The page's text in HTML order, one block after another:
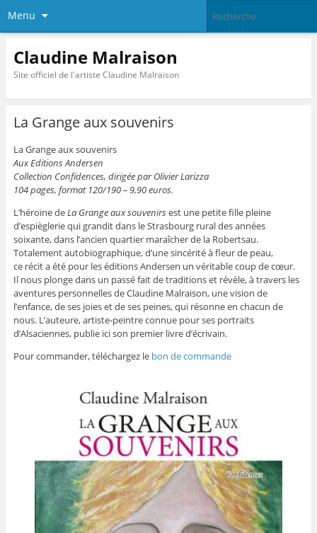
Menu
Claudine Malraison
Site officiel de l'artiste Claudine Malraison
La Grange aux souvenirs
La Grange aux souvenirs
Aux Editions Andersen
Collection Confidences, dirigée par Olivier Larizza
104 pages, format 120/190 – 9,90 euros.
L’héroïne deLa Grange aux souvenirsest une petite fille pleine
d’espièglerie qui grandit dans le Strasbourg rural des années
soixante, dans l’ancien quartier maraîcher de la Robertsau.
Totalement autobiographique, d’une sincérité à fleur de peau,
ce récit a été pour les éditions Andersen un véritable coup de cœur.
Il nous plonge dans un passé fait de traditions et révèle, à travers les
aventures personnelles de Claudine Malraison, une vision de
l’enfance, de ses joies et de ses peines, qui résonne en chacun de
nous. L’auteure, artiste-peintre connue pour ses portraits
d’Alsaciennes, publie ici son premier livre d’écrivain.
Pour commander, téléchargez le bon de commande